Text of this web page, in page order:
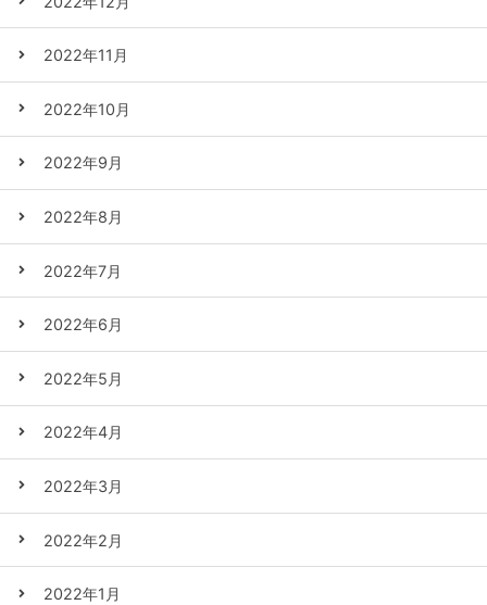
2022年11月
2022年10月
2022年9月
2022年8月
2022年7月
2022年6月
2022年5月
2022年4月
2022年3月
2022年2月
2022年1月